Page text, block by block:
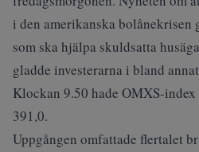
i den amerikanska bolånekrisen
som ska hjälpa skuldsatta
gladde investerarna i bland
Klockan 9.50 hade OMXS-
391,0.
Uppgången omfattade flertalet